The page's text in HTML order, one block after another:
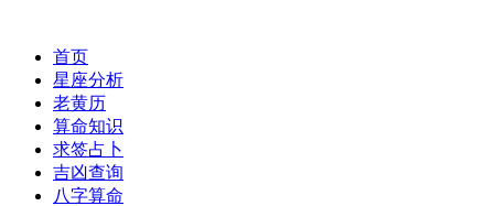
首页
星座分析
老黄历
算命知识
求签占卜
吉凶查询
八字算命